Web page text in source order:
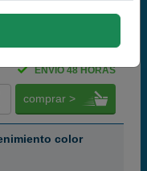
113,64 € iva ex
ENVÍO 48 HORAS
comprar >
color